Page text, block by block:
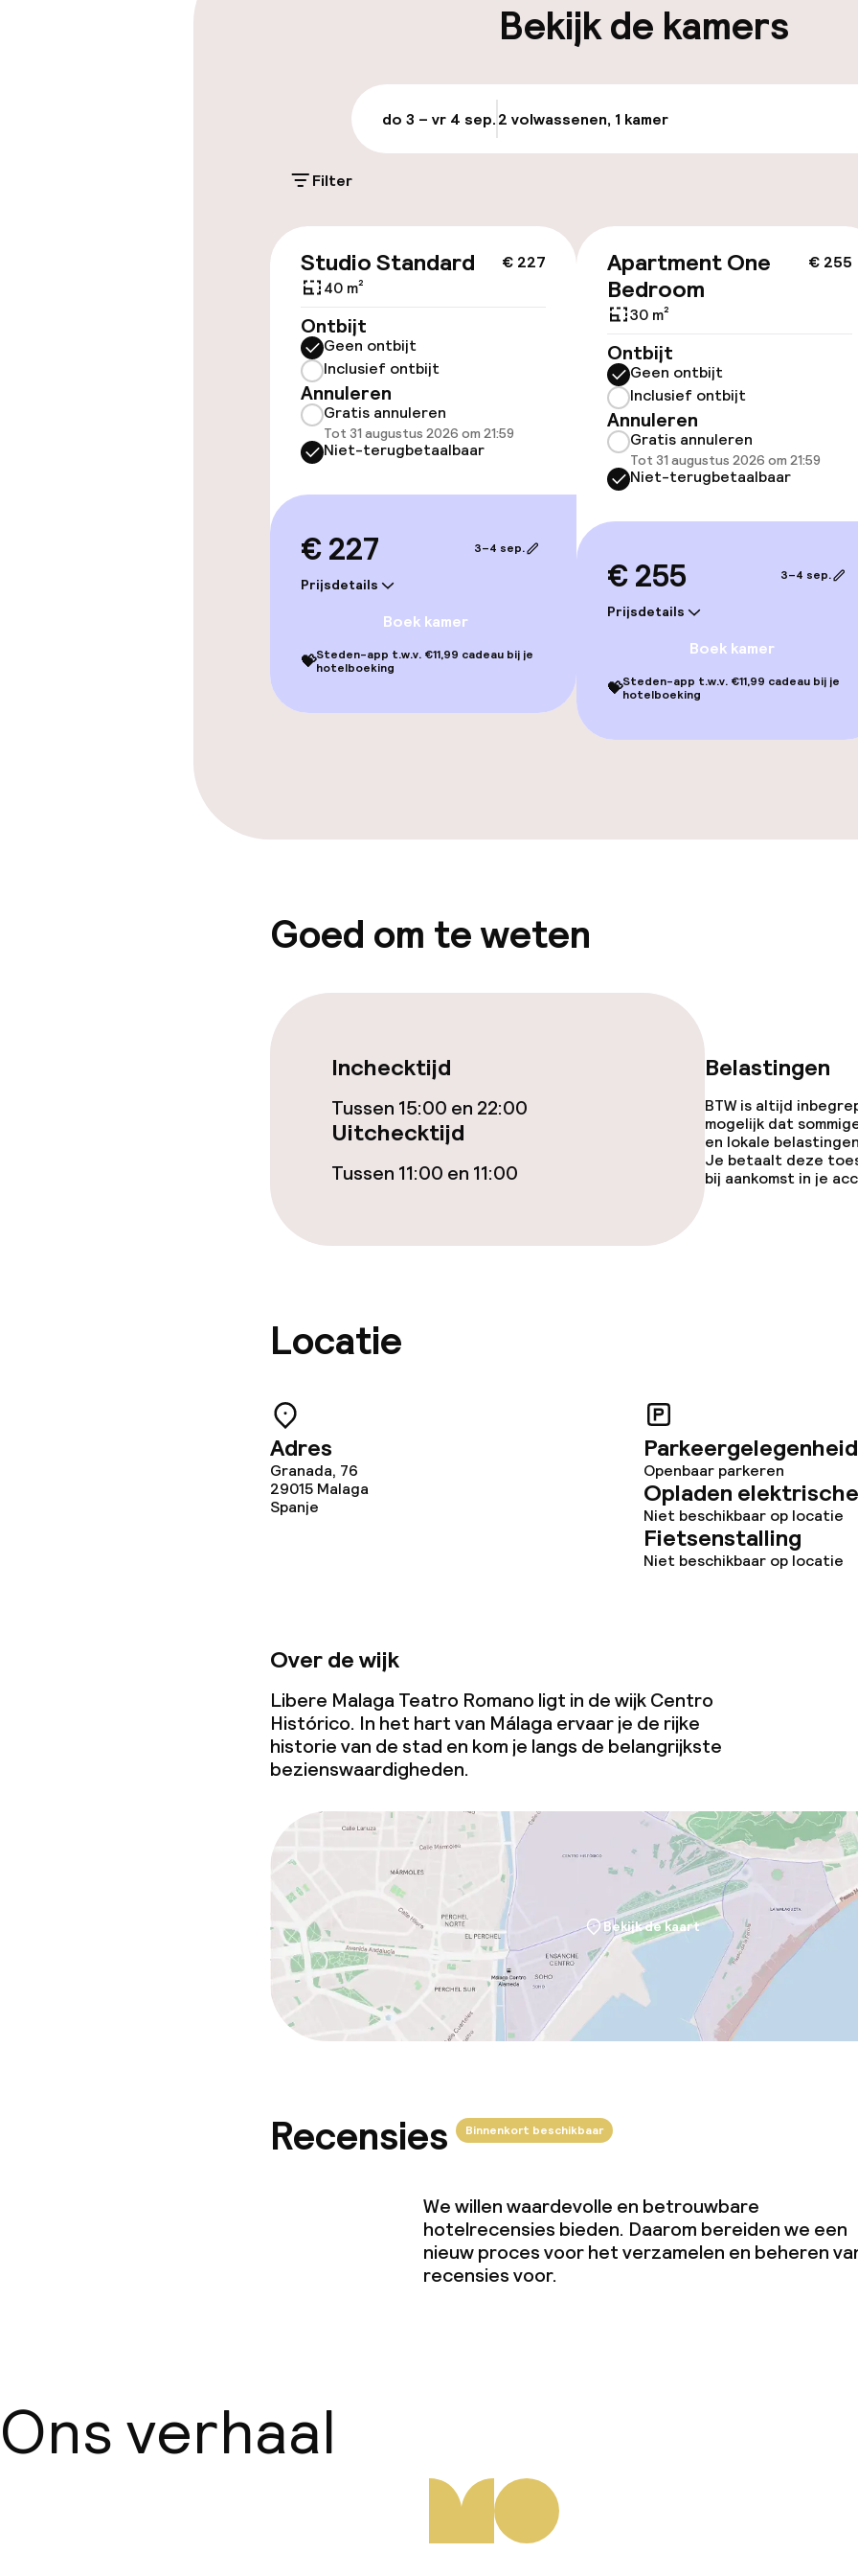
Toegankelijkheid
Lift
Entertainment
Beleid
Overal rookvrij
(minder dan de 5 kg)
Grote
(meer dan 5 kg)
feesten niet
Bekijk de kamers
do 3 – vr 4 sep.2 volwassenen, 1 kamer
Filter
€ 227
Studio Standard
40 m²
Ontbijt
Geen ontbijt
Inclusief ontbijt
Annuleren
Gratis annuleren
Tot 31 augustus 2026 om 21:59
Niet-terugbetaalbaar
€ 227
Prijsdetails
3–4 sep.
Boek kamer
💝Steden-app t.w.v. €11,99 cadeau bij je
hotelboeking
€ 255
Apartment One
Bedroom
30 m²
Ontbijt
Geen ontbijt
Inclusief ontbijt
Annuleren
Gratis annuleren
Tot 31 augustus 2026 om 21:59
Niet-terugbetaalbaar
€ 255
Prijsdetails
3–4 sep.
Boek kamer
💝Steden-app t.w.v. €11,99 cadeau bij je
hotelboeking
Goed om te weten
Inchecktijd
Tussen 15:00 en 22:00
Uitchecktijd
Tussen 11:00 en 11:00
Belastingen
BTW is altijd
mogelijk dat
en lokale
Je betaalt deze
bij aankomst in je
Locatie
Adres
Granada, 76
29015 Malaga
Spanje
Parkeergelegenheid
Openbaar parkeren
Opladen
Niet beschikbaar op locatie
Fietsenstalling
Niet beschikbaar op locatie
Over de wijk
Libere Malaga Teatro Romano ligt in de wijk Centro
Histórico. In het hart van Málaga ervaar je de rijke
historie van de stad en kom je langs de belangrijkste
bezienswaardigheden.
Bekijk de kaart
Recensies Binnenkort beschikbaar
We willen waardevolle en betrouwbare
hotelrecensies bieden. Daarom bereiden we een
nieuw proces voor het verzamelen en beheren
recensies voor.
Ons verhaal